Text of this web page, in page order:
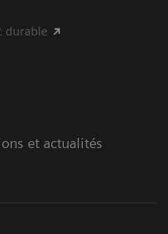
durable
et actualités